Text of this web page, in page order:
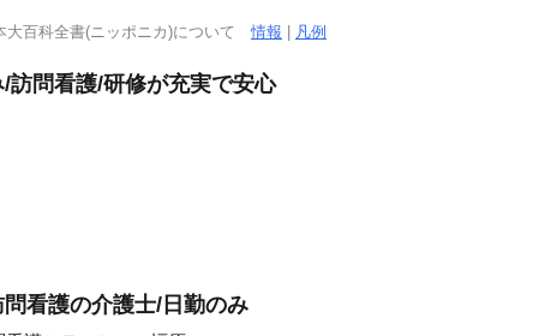
大百科全書(ニッポニカ)について情報 凡例
訪問看護/研修が充実で安心
看護の介護士/日勤のみ